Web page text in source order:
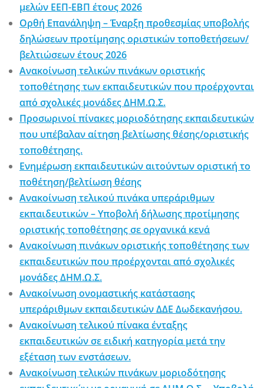
μελών ΕΕΠ-ΕΒΠ έτους 2026
Ορθή Επανάληψη – Έναρξη προθεσμίας υποβολής
δηλώσεων προτίμησης οριστικών τοποθετήσεων/
βελτιώσεων έτους 2026
Ανακοίνωση τελικών πινάκων οριστικής
τοποθέτησης των εκπαιδευτικών που προέρχονται
από σχολικές μονάδες ΔΗΜ.Ω.Σ.
Προσωρινοί πίνακες μοριοδότησης εκπαιδευτικών
που υπέβαλαν αίτηση βελτίωσης θέσης/οριστικής
τοποθέτησης.
Ενημέρωση εκπαιδευτικών αιτούντων οριστική το
ποθέτηση/βελτίωση θέσης
Ανακοίνωση τελικού πινάκα υπεράριθμων
εκπαιδευτικών – Υποβολή δήλωσης προτίμησης
οριστικής τοποθέτησης σε οργανικά κενά
Ανακοίνωση πινάκων οριστικής τοποθέτησης των
εκπαιδευτικών που προέρχονται από σχολικές
μονάδες ΔΗΜ.Ω.Σ.
Ανακοίνωση ονομαστικής κατάστασης
υπεράριθμων εκπαιδευτικών ΔΔΕ Δωδεκανήσου.
Ανακοίνωση τελικού πίνακα ένταξης
εκπαιδευτικών σε ειδική κατηγορία μετά την
εξέταση των ενστάσεων.
Ανακοίνωση τελικών πινάκων μοριοδότησης